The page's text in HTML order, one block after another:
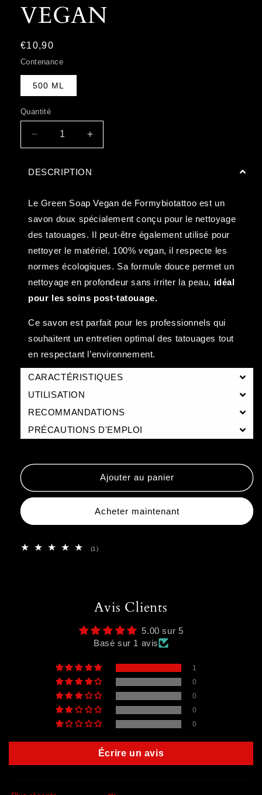
VEGAN
Prix
habituel
€10,90
Contenance
500 ML
Quantité
Réduire
la
de
SOAP
VEGAN
Augmenter
la
de
SOAP
VEGAN
DESCRIPTION
Le Green Soap Vegan de Formybiotattoo est un
savon doux spécialement conçu pour le nettoyage
des tatouages. Il peut-être également utilisé pour
nettoyer le matériel. 100% vegan, il respecte les
normes écologiques. Sa formule douce permet un
nettoyage en profondeur sans irriter la peau, idéal
pour les soins post-tatouage.
Ce savon est parfait pour les professionnels qui
souhaitent un entretien optimal des tatouages tout
en respectant l’environnement.
CARACTÉRISTIQUES
UTILISATION
RECOMMANDATIONS
PRÉCAUTIONS D'EMPLOI
Ajouter au panier
Acheter maintenant
(1)1
Avis Clients
5.00 sur 5
Basé sur 1 avis
1
0
0
0
0
Écrire un avis